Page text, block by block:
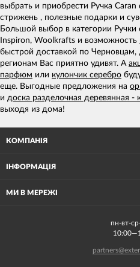
выбрать и приобрести Ручка
стрижень , полезные подарки и
Большой выбор в категории Ручки
Inspiron, Woolkrafts и возможность
быстрой доставкой по
регионам Вас приятно удивят. А
парфюм или кулончик серебро
еще. Выгодные предложения на
и доска разделочная деревянная -
выходя из дома!
КОМПАНІЯ
ІНФОРМАЦІЯ
МИ В МЕРЕЖІ
пн-вт-